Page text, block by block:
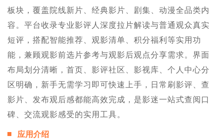
板块，覆盖院线新片、经典影片、剧集、动漫全品类内
容。平台收录专业影评人深度拉片解读与普通观众真实
短评，搭配智能推荐、观影清单、积分福利等实用功
能，兼顾观影前选片参考与观影后观点分享需求。界面
布局划分清晰，首页、影评社区、影视库、个人中心分
区明确，新手无需学习即可快速上手，日常刷影评、查
影片、发布观后感都能高效完成，是影迷一站式查阅口
碑、交流观影感受的实用工具。
应用介绍